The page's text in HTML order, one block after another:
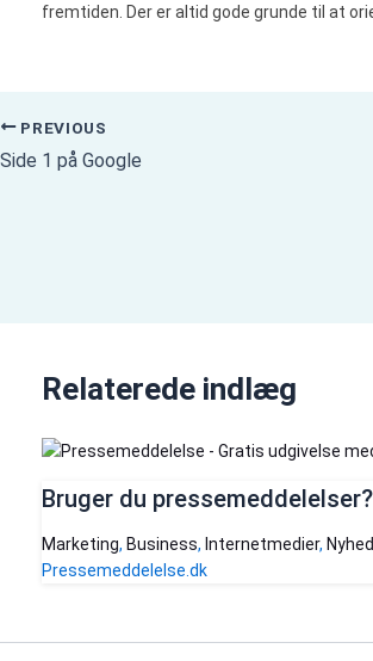
fremtiden. Der er altid gode grunde til at
PREVIOUS
Side 1 på Google
Relaterede indlæg
Bruger du pressemeddelelser?
Marketing, Business, Internetmedier,
Pressemeddelelse.dk